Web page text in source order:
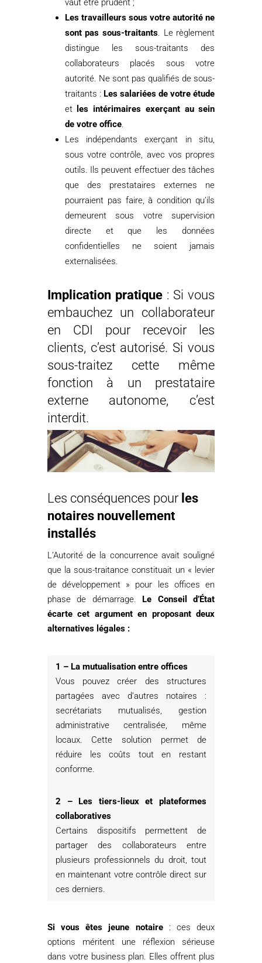
vaut être prudent ;
Les travailleurs sous votre autorité ne
sont pas sous-traitants. Le règlement
distingue les sous-traitants des
collaborateurs placés sous votre
autorité. Ne sont pas qualifiés de sous-
traitants : Les salariées de votre étude
et
les intérimaires exerçant au sein
de votre office.
Les indépendants exerçant in situ,
sous votre contrôle, avec vos propres
outils. Ils peuvent effectuer des tâches
que des prestataires externes ne
pourraient pas faire, à condition qu’ils
demeurent sous votre supervision
directe et que les données
confidentielles ne soient jamais
externalisées.
Implication pratique: Si vous
embauchez un collaborateur
en CDI pour recevoir les
clients, c’est autorisé. Si vous
sous-traitez cette même
fonction à un prestataire
externe autonome, c’est
interdit.
Les conséquences pour les
notaires nouvellement
installés
L’Autorité de la concurrence avait souligné
que la sous-traitance constituait un « levier
de développement » pour les offices en
phase de démarrage. Le Conseil d’État
écarte cet argument en proposant deux
alternatives légales :
1 – La mutualisation entre offices
Vous pouvez créer des structures
partagées avec d’autres notaires :
secrétariats mutualisés, gestion
administrative centralisée, même
locaux. Cette solution permet de
réduire les coûts tout en restant
conforme.
2 – Les tiers-lieux et plateformes
collaboratives
Certains dispositifs permettent de
partager des collaborateurs entre
plusieurs professionnels du droit, tout
en maintenant votre contrôle direct sur
ces derniers.
Si vous êtes jeune notaire: ces deux
options méritent une réflexion sérieuse
dans votre business plan. Elles offrent plus